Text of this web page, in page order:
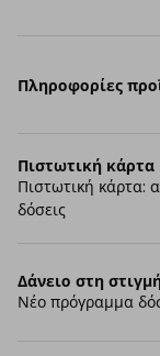
Πληροφορίες
Πιστωτική κάρτα
Πιστωτική κάρτα:
δόσεις
Δάνειο στη
Νέο πρόγραμμα